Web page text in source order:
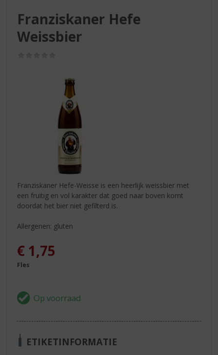
Franziskaner Hefe
Weissbier
Franziskaner Hefe-Weisse is een heerlijk weissbier met
een fruitig en vol karakter dat goed naar boven komt
doordat het bier niet gefilterd is.
Allergenen: gluten
€ 1,75
Fles
ETIKETINFORMATIE